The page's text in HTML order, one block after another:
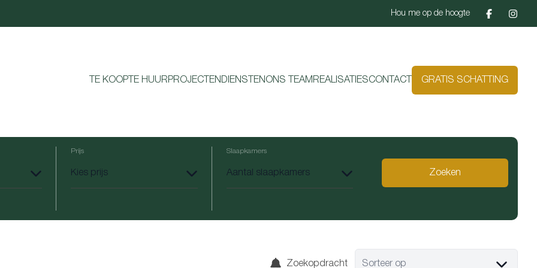
Hou me op de hoogte
TE KOOPTE HUUR PROJECTEN DIENSTEN ONS TEAM REALISATIESCONTACT GRATIS SCHATTING
Prijs Slaapkamers
Zoeken
Zoekopdracht Sorteer op